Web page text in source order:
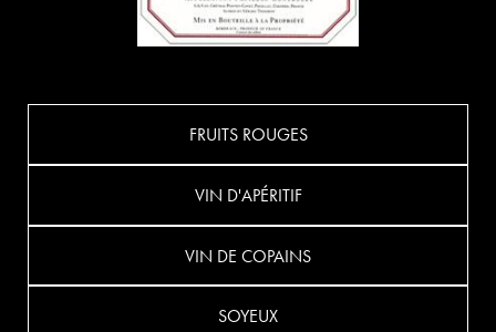
FRUITS ROUGES
VIN D'APÉRITIF
VIN DE COPAINS
SOYEUX